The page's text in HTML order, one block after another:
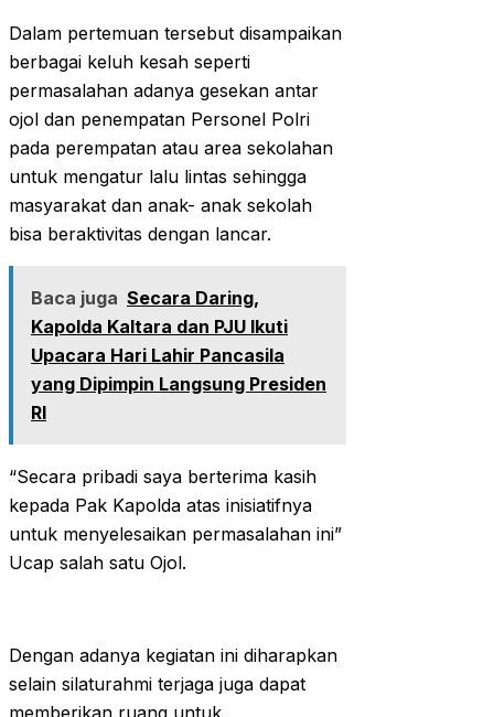
Dalam pertemuan tersebut disampaikan
berbagai keluh kesah seperti
permasalahan adanya gesekan antar
ojol dan penempatan Personel Polri
pada perempatan atau area sekolahan
untuk mengatur lalu lintas sehingga
masyarakat dan anak- anak sekolah
bisa beraktivitas dengan lancar.
Baca juga Secara Daring,
Kapolda Kaltara dan PJU Ikuti
Upacara Hari Lahir Pancasila
yang Dipimpin Langsung Presiden
RI
“Secara pribadi saya berterima kasih
kepada Pak Kapolda atas inisiatifnya
untuk menyelesaikan permasalahan ini”
Ucap salah satu Ojol.
Dengan adanya kegiatan ini diharapkan
selain silaturahmi terjaga juga dapat